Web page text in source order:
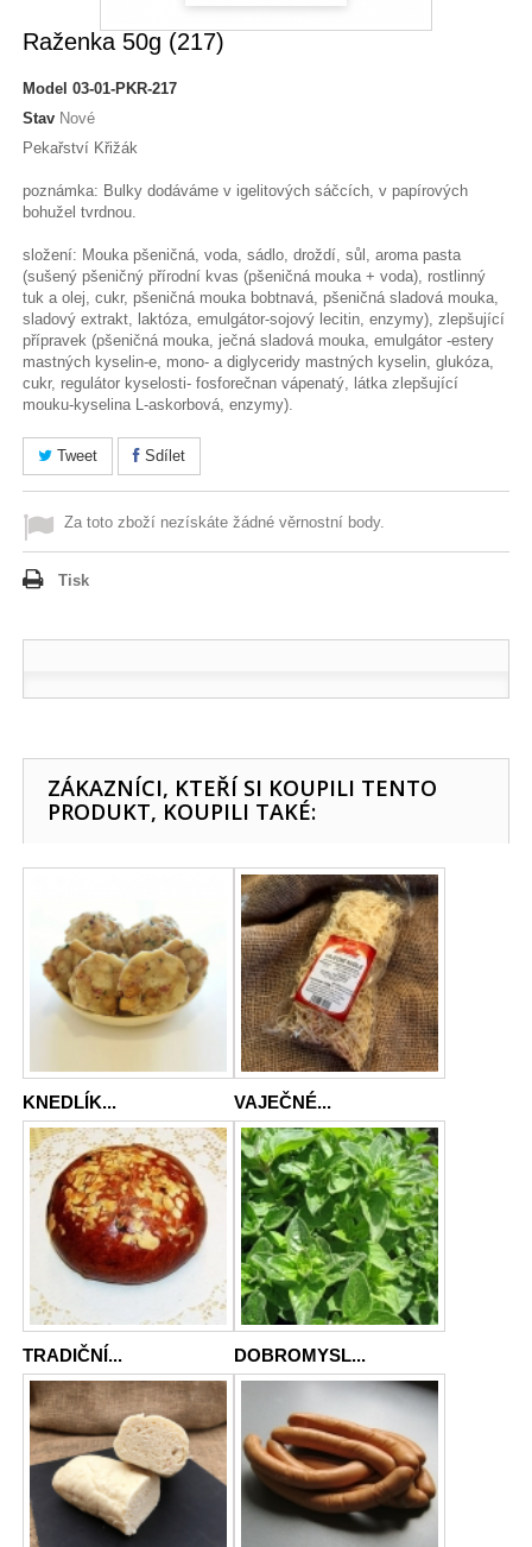
Raženka 50g (217)
Model 03-01-PKR-217
Stav Nové
Pekařství Křižák
poznámka: Bulky dodáváme v igelitových sáčcích, v papírových
bohužel tvrdnou.
složení: Mouka pšeničná, voda, sádlo, droždí, sůl, aroma pasta
(sušený pšeničný přírodní kvas (pšeničná mouka + voda), rostlinný
tuk a olej, cukr, pšeničná mouka bobtnavá, pšeničná sladová mouka,
sladový extrakt, laktóza, emulgátor-sojový lecitin, enzymy), zlepšující
přípravek (pšeničná mouka, ječná sladová mouka, emulgátor -estery
mastných kyselin-e, mono- a diglyceridy mastných kyselin, glukóza,
cukr, regulátor kyselosti- fosforečnan vápenatý, látka zlepšující
mouku-kyselina L-askorbová, enzymy).
Tweet Sdílet
Za toto zboží nezískáte žádné věrnostní body.
Tisk
ZÁKAZNÍCI, KTEŘÍ SI KOUPILI TENTO
PRODUKT, KOUPILI TAKÉ:
KNEDLÍK... VAJEČNÉ...
TRADIČNÍ... DOBROMYSL...